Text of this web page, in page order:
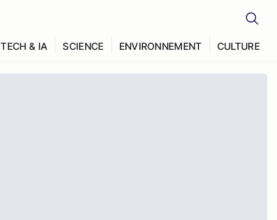
TECH & IA SCIENCE ENVIRONNEMENT CULTURE